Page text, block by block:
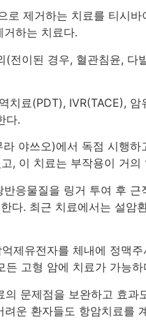
로 제거하는 치료를 티시
하는 치료다.
전이된 경우, 혈관침윤,
치료(PDT), IVR(TACE),
다.
야쓰오)에서 독점 시행
, 이 치료는 부작용이 거
응물질을 링거 투여 후
다. 최근 치료에서는 설
제유전자를 체내에 정맥
든 고형 암에 치료가 가능하
문제점을 보완하고 효
운 환자들도 항암치료